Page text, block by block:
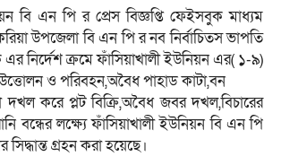
বি এন পি র প্রেস বিজ্ঞপ্তি ফেইসবুক মাধ্যম
উপজেলা বি এন পি র নব নির্বাচিতস ভাপতি
নির্দেশ ক্রমে ফাঁসিয়াখালী ইউনিয়ন এর( ১-৯)
ও পরিবহন,অবৈধ পাহাড কাটা,বন
দখল করে প্লট বিক্রি,অবৈধ জবর দখল,বিচারের
বন্ধের লক্ষ্যে ফাঁসিয়াখালী ইউনিয়ন বি এন পি
গ্রহন করা হয়েছে।